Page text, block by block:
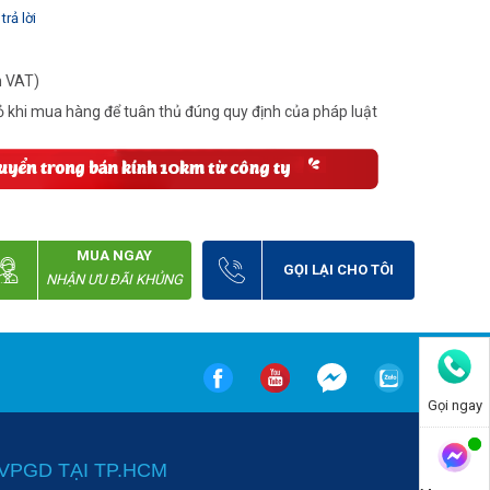
lời
VAT)
khi mua hàng để tuân thủ đúng quy định của pháp luật
MUA NGAY
NHẬN ƯU ĐÃI KHỦNG
GỌI LẠI CHO TÔI
TẠI TP.HCM
Gọi ngay